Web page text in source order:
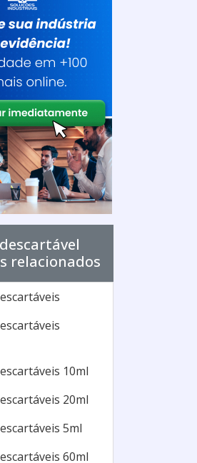
relacionados
10ml
20ml
5ml
60ml